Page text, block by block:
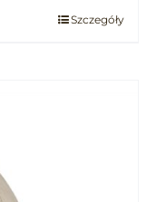
Szczegóły